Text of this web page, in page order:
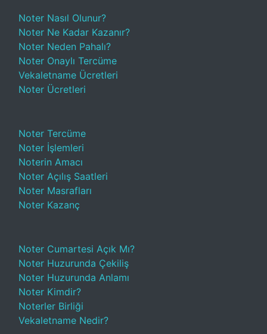
Noter Nasıl Olunur?
Noter Ne Kadar Kazanır?
Noter Neden Pahalı?
Noter Onaylı Tercüme
Vekaletname Ücretleri
Noter Ücretleri
Noter Tercüme
Noter İşlemleri
Noterin Amacı
Noter Açılış Saatleri
Noter Masrafları
Noter Kazanç
Noter Cumartesi Açık Mı?
Noter Huzurunda Çekiliş
Noter Huzurunda Anlamı
Noter Kimdir?
Noterler Birliği
Vekaletname Nedir?